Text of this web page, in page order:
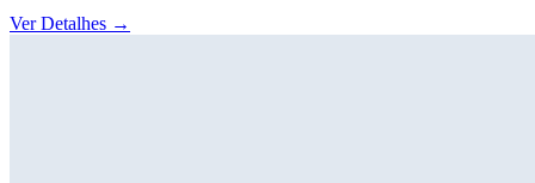
Ver Detalhes →